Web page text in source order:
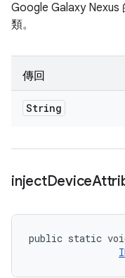
Google Galaxy Nexus
類。
傳回
String
injectDevice
public static